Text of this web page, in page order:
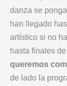
danza se
han llegado
artístico si no
hasta finales
queremos
de lado la